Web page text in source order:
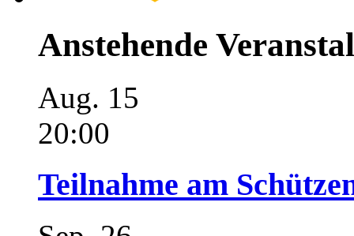
Anstehende
Aug. 15
20:00
Teilnahme am